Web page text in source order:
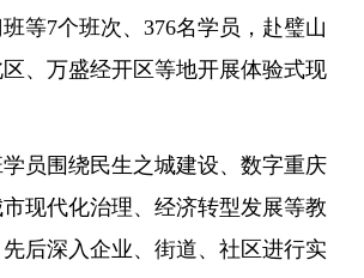
等7个班次、376名学员，赴璧山
区、万盛经开区等地开展体验式现
员围绕民生之城建设、数字重庆
现代化治理、经济转型发展等教
后深入企业、街道、社区进行实